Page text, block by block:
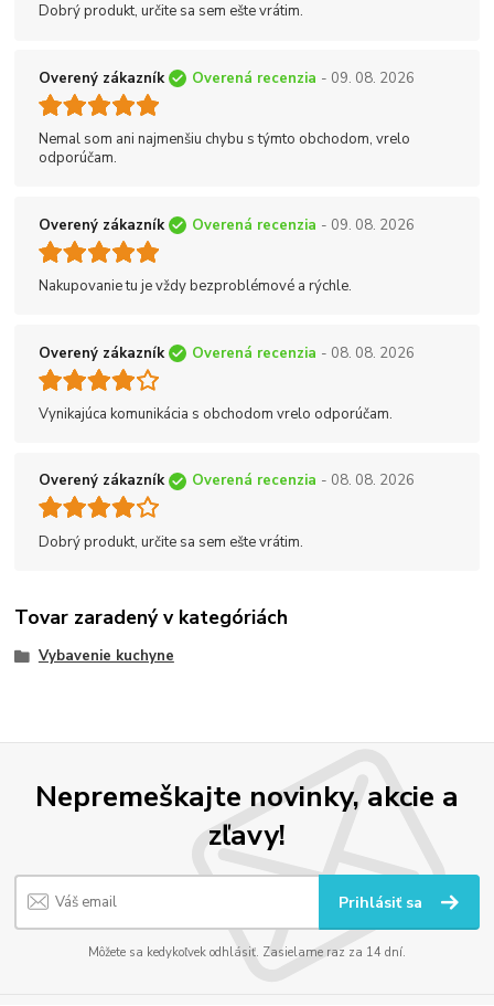
Dobrý produkt, určite sa sem ešte vrátim.
Overený zákazník Overená recenzia - 09. 08. 2026
Nemal som ani najmenšiu chybu s týmto obchodom, vrelo
odporúčam.
Overený zákazník Overená recenzia - 09. 08. 2026
Nakupovanie tu je vždy bezproblémové a rýchle.
Overený zákazník Overená recenzia - 08. 08. 2026
Vynikajúca komunikácia s obchodom vrelo odporúčam.
Overený zákazník Overená recenzia - 08. 08. 2026
Dobrý produkt, určite sa sem ešte vrátim.
Tovar zaradený v kategóriách
Vybavenie kuchyne
Nepremeškajte novinky, akcie a
zľavy!
Prihlásiť sa
Môžete sa kedykoľvek odhlásiť. Zasielame raz za 14 dní.